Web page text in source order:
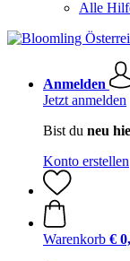
Alle
Anmelden
Jetzt anmelden
Bist du neu
Konto erstellen
Warenkorb €